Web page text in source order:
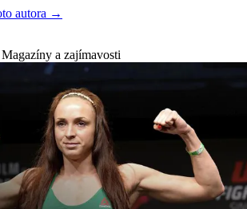
autora →
Magazíny a zajímavosti